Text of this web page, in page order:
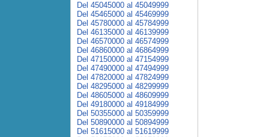
Del 45045000 al 45049999
Del 45465000 al 45469999
Del 45780000 al 45784999
Del 46135000 al 46139999
Del 46570000 al 46574999
Del 46860000 al 46864999
Del 47150000 al 47154999
Del 47490000 al 47494999
Del 47820000 al 47824999
Del 48295000 al 48299999
Del 48605000 al 48609999
Del 49180000 al 49184999
Del 50355000 al 50359999
Del 50890000 al 50894999
Del 51615000 al 51619999